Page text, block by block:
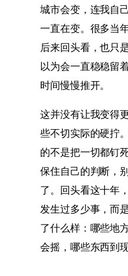
城市会变，连我自
一直在变。很多当
后来回头看，也只
以为会一直稳稳留
时间慢慢推开。
这并没有让我变得
些不切实际的硬拧
的不是把一切都钉
保住自己的判断，
了。回头看这十年
发生过多少事，而
了什么样：哪些地
会摇，哪些东西到